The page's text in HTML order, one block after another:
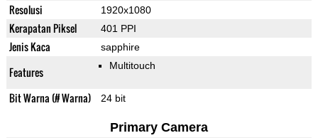
Resolusi 1920x1080
Kerapatan Piksel 401 PPI
Jenis Kaca sapphire
Features Multitouch
Bit Warna (# Warna) 24 bit
Primary Camera